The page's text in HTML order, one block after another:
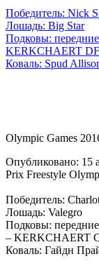
Победитель: Nick
Лошадь: Big Star
Подковы:
KERKCHAERT DF
Коваль: Spud
Olympic Games
Опубликовано: 15
Prix Freestyle
Победитель:
Лошадь: Valegro
Подковы:
– KERKCHAERT
Коваль: Гайдн